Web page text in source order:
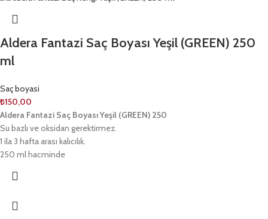
Aldera Fantazi Saç Boyası Yeşil (GREEN) 250
ml
Saç boyasi
₺150,00
Aldera Fantazi Saç Boyası Yeşil (GREEN) 250
Su bazlı ve oksidan gerektirmez.
1 ila 3 hafta arası kalıcılık.
250 ml hacminde